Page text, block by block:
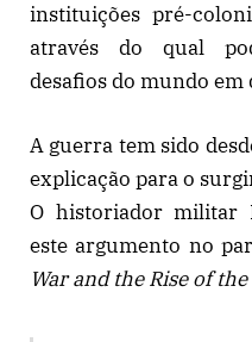
instituições pré-
através do qual
desafios do mundo
A guerra tem sido
explicação para o
O historiador militar
este argumento no
War and the Rise of the